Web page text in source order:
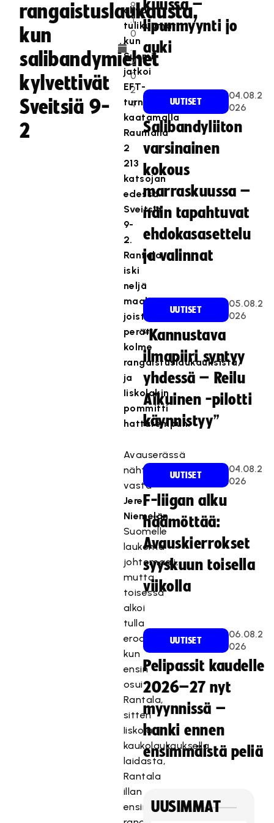
rangaistuslaukausta,
kun
salibandymiehet
kylvettivät
Sveitsiä 9-
2
9
.1
0
.
2
0
2
4
olivat
tulikuumat,
kun
Suomi
jatkoi
EFT-
turnausta
kaatamalla
Raumalla
2
213
katsojan
edessä
Sveitsin
9-
2.
Rantala
iski
neljä
maalia,
joista
peräti
kolme
rangaistuslaukauksista,
ja
Iiskolakin
pommitti
hattutempun.
Avauserässä
nähtiin
vasta
Jere
Niemelän
Suomelle
laukoma
johtomaali,
mutta
toisessa
alkoi
tulla
eroa,
kun
ensin
osui
Rantala,
sitten
Iiskola
kaukolaukauksella
laidasta,
Rantala
illan
ensimmäisestä
kuussa –
lipunmyynti jo
auki
UUTISET
04.08.2
026
Salibandyliiton
varsinainen
kokous
marraskuussa –
näin tapahtuvat
ehdokasasettelu
ja valinnat
UUTISET
05.08.2
026
“Kannustava
ilmapiiri syntyy
yhdessä – Reilu
Aikuinen -pilotti
käynnistyy”
UUTISET
04.08.2
026
F-liigan alku
häämöttää:
Avauskierrokset
syyskuun toisella
viikolla
UUTISET
06.08.2
026
Pelipassit kaudelle
2026–27 nyt
myynnissä –
hanki ennen
ensimmäistä peliä
UUSIMMAT